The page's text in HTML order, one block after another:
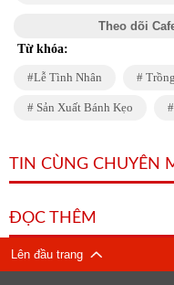
Theo dõi
Từ khóa:
Lễ Tình Nhân
Sản Xuất Bánh Kẹo
TIN CÙNG CHUYÊN
ĐỌC THÊM
Lên đầu trang